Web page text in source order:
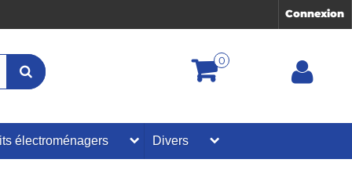
Connexion
0
électroménagers Divers